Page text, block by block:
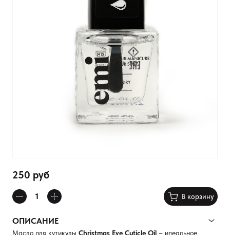
250 руб
В корзину
ОПИСАНИЕ
Масло для кутикулы Christmas Eve Cuticle Oil – идеальное